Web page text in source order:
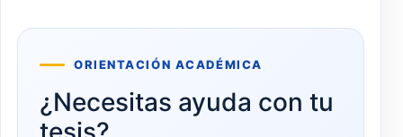
ORIENTACIÓN ACADÉMICA
¿Necesitas ayuda con tu